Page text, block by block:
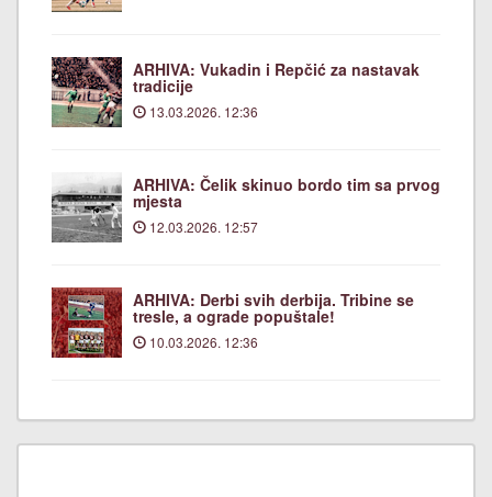
ARHIVA: Vukadin i Repčić za nastavak
tradicije
13.03.2026. 12:36
ARHIVA: Čelik skinuo bordo tim sa prvog
mjesta
12.03.2026. 12:57
ARHIVA: Derbi svih derbija. Tribine se
tresle, a ograde popuštale!
10.03.2026. 12:36